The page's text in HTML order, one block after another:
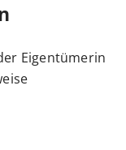
Eigentümerin